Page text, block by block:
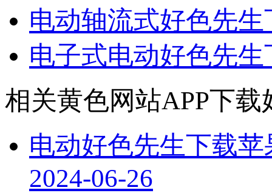
电动轴流式好色先
电子式电动好色先
相关黄色网站APP下载
电动好色先生下载
2024-06-26